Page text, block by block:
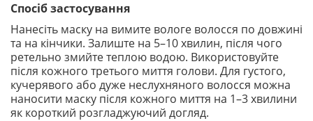
Спосіб застосування
Нанесіть маску на вимите вологе волосся по довжині
та на кінчики. Залиште на 5–10 хвилин, після чого
ретельно змийте теплою водою. Використовуйте
після кожного третього миття голови. Для густого,
кучерявого або дуже неслухняного волосся можна
наносити маску після кожного миття на 1–3 хвилини
як короткий розгладжуючий догляд.